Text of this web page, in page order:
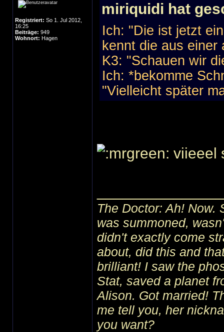
Registriert: So 1. Jul 2012,
16:25
Beiträge: 949
Wohnort: Hagen
miriquidi hat
Ich: "Die ist jetzt
kennt die aus einer
K3: "Schauen wir
Ich: *bekomme
"Vielleicht später
viieeel
The Doctor: Ah! Now.
was summoned,
didn't exactly come
about, did this and
brilliant! I saw the
Stat, saved a planet
Alison. Got married!
me tell you, her
you want?